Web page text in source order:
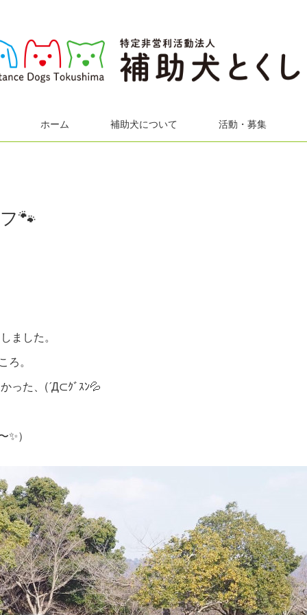
ホーム 補助犬について 活動・募集
🐾
ました。
。
った、(´Д⊂ｸﾞｽﾝ💦
）